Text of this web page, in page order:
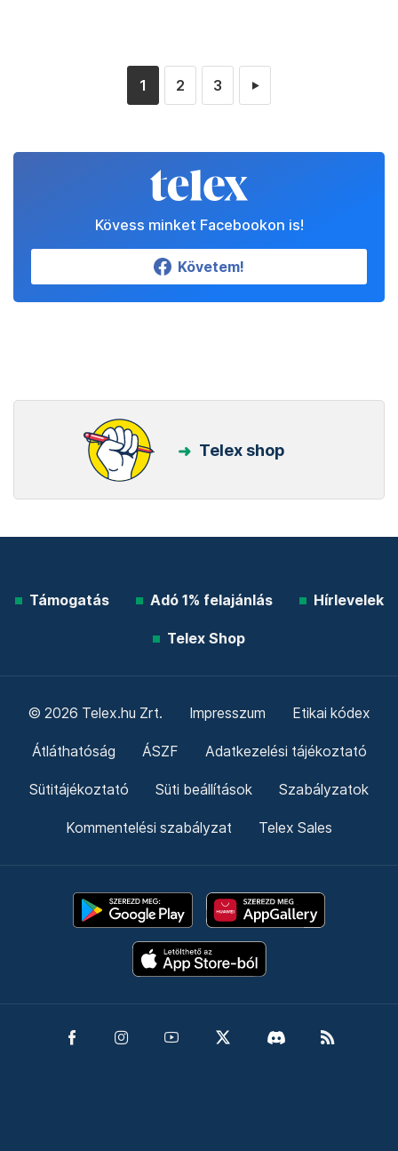
1 2 3 ►
Kövess minket Facebookon is!
Követem!
Telex shop
Támogatás Adó 1% felajánlás Hírlevelek
Telex Shop
© 2026 Telex.hu Zrt. Impresszum Etikai kódex
Átláthatóság ÁSZF Adatkezelési tájékoztató
Sütitájékoztató Süti beállítások Szabályzatok
Kommentelési szabályzat Telex Sales